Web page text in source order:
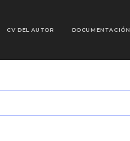
CV DEL AUTOR DOCUMENTACIÓN